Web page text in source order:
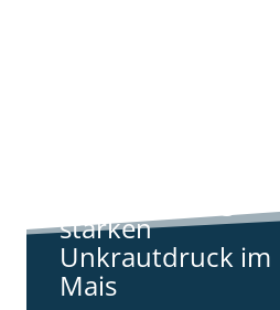
starken
Unkrautdruck im
Mais